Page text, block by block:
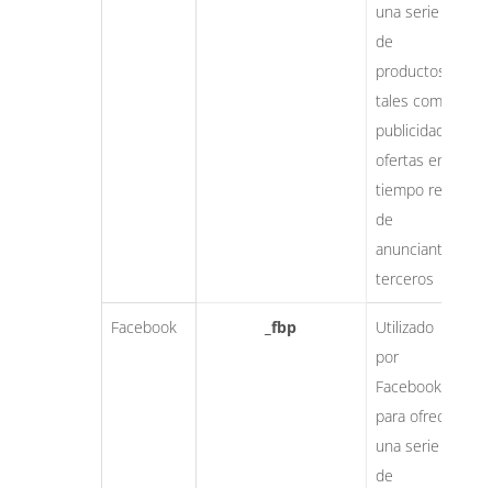
una serie
de
productos
tales como
publicidad,
ofertas en
tiempo real
de
anunciantes
terceros
Facebook _fbp
Utilizado
por
Facebook
para ofrecer
una serie
de